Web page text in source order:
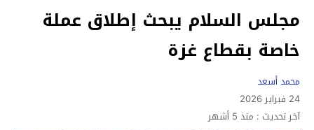
مجلس السلام يبحث إطلاق عملة
خاصة بقطاع غزة
محمد أسعد
24 فبراير 2026
آخر تحديث : منذ 5 أشهر